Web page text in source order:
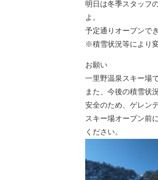
明日は冬季スタッフ
よ。
予定通りオープンで
※積雪状況等により
お願い
一里野温泉スキー場
また、今後の積雪状
安全のため、ゲレン
スキー場オープン前
ください。